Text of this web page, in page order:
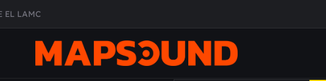
EL LAMC
DE ÉPOCA EN FORMA DE DISCO